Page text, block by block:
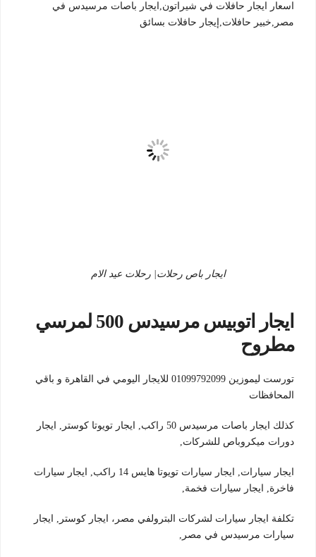
اسعار ايجار حافلات في شيراتون,ايجار باصات مرسيدس في
مصر,خبير حافلات,إيجار حافلات بسائق
ايجار باص رحلات| رحلات عيد الام
ايجار اتوبيس مرسيدس 500 لمرسي
مطروح
تورست ليموزين 01099792099 للايجار اليومي في القاهرة و باقي
المحافظات
كذلك ايجار باصات مرسيدس 50 راكب, ايجار تويوتا كوستر, ايجار
دورات ميكروباص للشركات,
ايجار سيارات, ايجار سيارات تويوتا هايس 14 راكب, ايجار سيارات
فاخرة, ايجار سيارات فخمة,
تكلفة ايجار سيارات لشركات البترولفي مصر، ايجار كوستر, ايجار
سيارات مرسيدس في مصر,